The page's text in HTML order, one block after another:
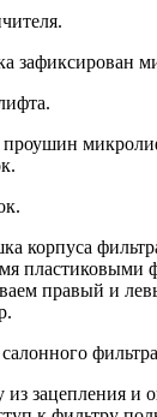
зафиксирован
корпуса
пластиковыми
правый и
зацепления и